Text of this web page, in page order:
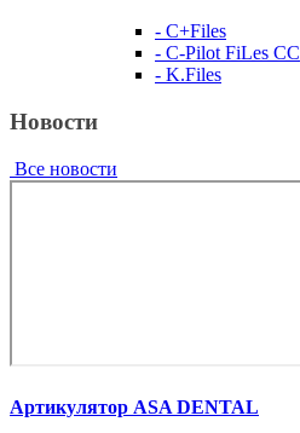
- C+Files
- C-Pilot FiLes CC
- K.Files
Новости
Все новости
Артикулятор ASA DENTAL